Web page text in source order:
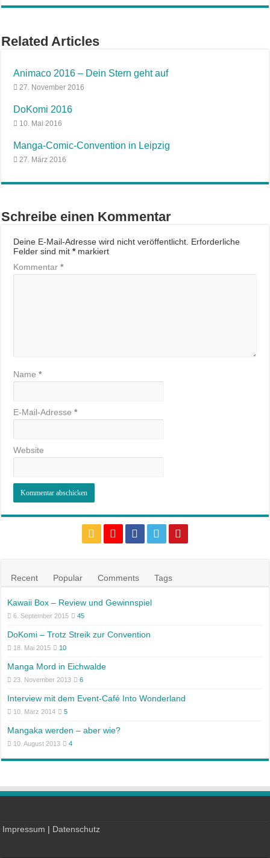
Related Articles
Animaco 2016 – Dein Stern geht auf
27. November 2016
DoKomi 2016
10. Mai 2016
Manga-Comic-Convention in Leipzig
27. März 2016
Schreibe einen Kommentar
Deine E-Mail-Adresse wird nicht veröffentlicht. Erforderliche
Felder sind mit*markiert
Kommentar*
Name*
E-Mail-Adresse*
Website
Recent Popular Comments Tags
Kawaii Box – Review und Gewinnspiel
6. September 2015 45
DoKomi – Trotz Streik zur Convention
18. Mai 2015 10
Manga Mord in Eichwalde
23. November 2013 6
Interview mit dem Event-Café Into Wonderland
10. März 2014 5
Mangaka werden – aber wie?
10. August 2013 4
Impressum | Datenschutz